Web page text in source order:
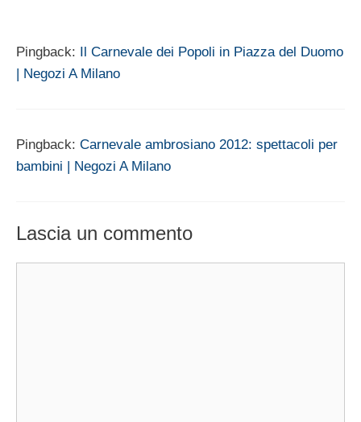
Pingback: Il Carnevale dei Popoli in Piazza del Duomo
| Negozi A Milano
Pingback: Carnevale ambrosiano 2012: spettacoli per
bambini | Negozi A Milano
Lascia un commento